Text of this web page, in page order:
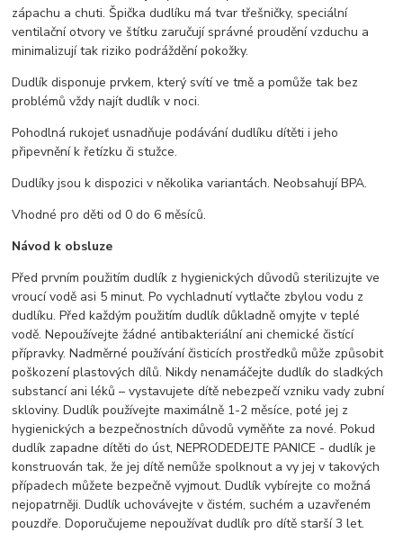
zápachu a chuti. Špička dudlíku má tvar třešničky, speciální
ventilační otvory ve štítku zaručují správné proudění vzduchu a
minimalizují tak riziko podráždění pokožky.
Dudlík disponuje prvkem, který svítí ve tmě a pomůže tak bez
problémů vždy najít dudlík v noci.
Pohodlná rukojeť usnadňuje podávání dudlíku dítěti i jeho
připevnění k řetízku či stužce.
Dudlíky jsou k dispozici v několika variantách. Neobsahují BPA.
Vhodné pro děti od 0 do 6 měsíců.
Návod k obsluze
Před prvním použitím dudlík z hygienických důvodů sterilizujte ve
vroucí vodě asi 5 minut. Po vychladnutí vytlačte zbylou vodu z
dudlíku. Před každým použitím dudlík důkladně omyjte v teplé
vodě. Nepoužívejte žádné antibakteriální ani chemické čistící
přípravky. Nadměrné používání čisticích prostředků může způsobit
poškození plastových dílů. Nikdy nenamáčejte dudlík do sladkých
substancí ani léků – vystavujete dítě nebezpečí vzniku vady zubní
skloviny. Dudlík používejte maximálně 1-2 měsíce, poté jej z
hygienických a bezpečnostních důvodů vyměňte za nové. Pokud
dudlík zapadne dítěti do úst, NEPRODEDEJTE PANICE - dudlík je
konstruován tak, že jej dítě nemůže spolknout a vy jej v takových
případech můžete bezpečně vyjmout. Dudlík vybírejte co možná
nejopatrněji. Dudlík uchovávejte v čistém, suchém a uzavřeném
pouzdře. Doporučujeme nepoužívat dudlík pro dítě starší 3 let.